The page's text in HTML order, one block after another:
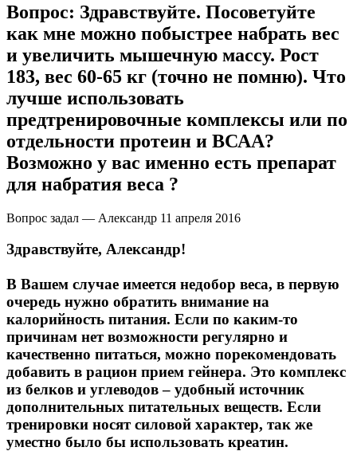
Вопрос: Здравствуйте. Посоветуйте
как мне можно побыстрее набрать вес
и увеличить мышечную массу. Рост
183, вес 60-65 кг (точно не помню). Что
лучше использовать
предтренировочные комплексы или по
отдельности протеин и ВСАА?
Возможно у вас именно есть препарат
для набратия веса ?
Вопрос задал — Александр 11 апреля 2016
Здравствуйте, Александр!
В Вашем случае имеется недобор веса, в первую
очередь нужно обратить внимание на
калорийность питания. Если по каким-то
причинам нет возможности регулярно и
качественно питаться, можно порекомендовать
добавить в рацион прием гейнера. Это комплекс
из белков и углеводов – удобный источник
дополнительных питательных веществ. Если
тренировки носят силовой характер, так же
уместно было бы использовать креатин.